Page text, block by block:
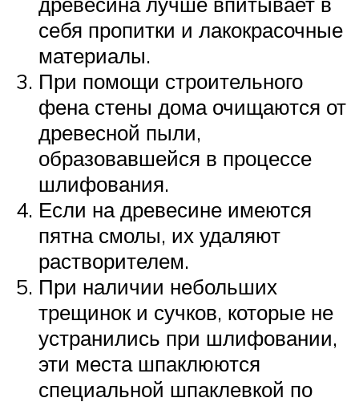
себя пропитки и лакокрасочные
материалы.
При помощи строительного
фена стены дома очищаются от
древесной пыли,
образовавшейся в процессе
шлифования.
Если на древесине имеются
пятна смолы, их удаляют
растворителем.
При наличии небольших
трещинок и сучков, которые не
устранились при шлифовании,
эти места шпаклюются
специальной шпаклевкой по